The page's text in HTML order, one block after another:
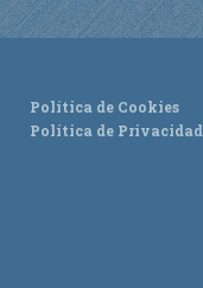
Callejero
PUBLICACIONES
Política de Cookies
Política de Privacidad